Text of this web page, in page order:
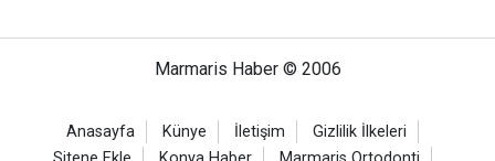
Marmaris Haber © 2006
Anasayfa Künye İletişim
Gizlilik İlkeleri